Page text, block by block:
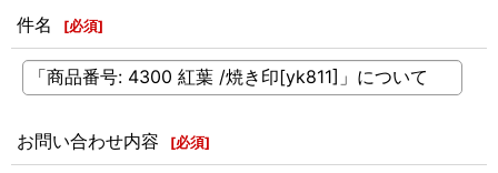
件名 [必須]
お問い合わせ内容 [必須]